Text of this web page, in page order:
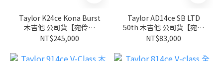
Taylor K24ce Kona Burst
木吉他 公司貨【宛伶樂
器】
NT$245,000
Taylor AD14ce SB LTD
50th 木吉他 公司貨【宛伶
樂器】
NT$83,000